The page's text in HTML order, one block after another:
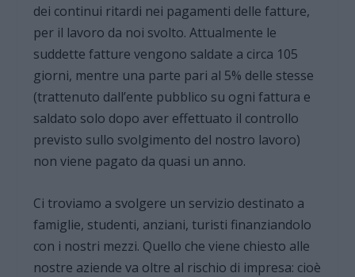
dei continui ritardi nei pagamenti delle fatture,
per il lavoro da noi svolto. Attualmente le
suddette fatture vengono saldate a circa 105
giorni, mentre una parte pari al 5% delle stesse
(trattenuto dall’ente pubblico su ogni fattura e
saldato solo dopo aver effettuato il controllo
previsto sullo svolgimento del nostro lavoro)
non viene pagato da quasi un anno.
Ci troviamo a svolgere un servizio destinato a
famiglie, studenti, anziani, turisti finanziandolo
con i nostri mezzi. Quello che viene chiesto alle
nostre aziende va oltre al rischio di impresa: cioè